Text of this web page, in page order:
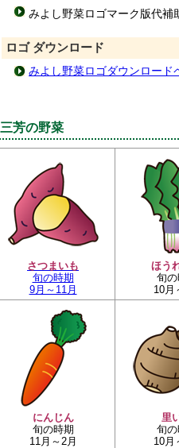
みよし野菜ロゴマーク版代補
ロゴ ダウンロード
みよし野菜ロゴダウンロード
三芳の野菜
さつまいも
旬の時期
9月～11月
ほう
旬
10月
にんじん
旬の時期
11月～2月
里
旬
10月